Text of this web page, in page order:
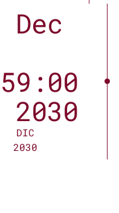
Dec
2030
DIC
2030